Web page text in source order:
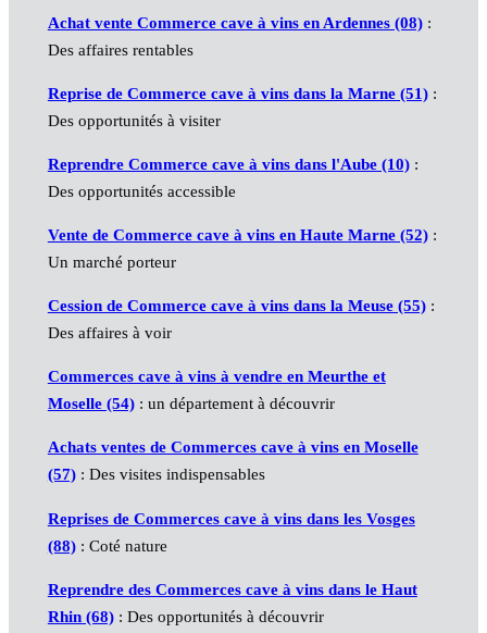
Achat vente Commerce cave à vins en Ardennes (08):
Des affaires rentables
Reprise de Commerce cave à vins dans la Marne (51):
Des opportunités à visiter
Reprendre Commerce cave à vins dans l'Aube (10):
Des opportunités accessible
Vente de Commerce cave à vins en Haute Marne (52):
Un marché porteur
Cession de Commerce cave à vins dans la Meuse (55):
Des affaires à voir
Commerces cave à vins à vendre en Meurthe et
Moselle (54): un département à découvrir
Achats ventes de Commerces cave à vins en Moselle
(57): Des visites indispensables
Reprises de Commerces cave à vins dans les Vosges
(88): Coté nature
Reprendre des Commerces cave à vins dans le Haut
Rhin (68): Des opportunités à découvrir